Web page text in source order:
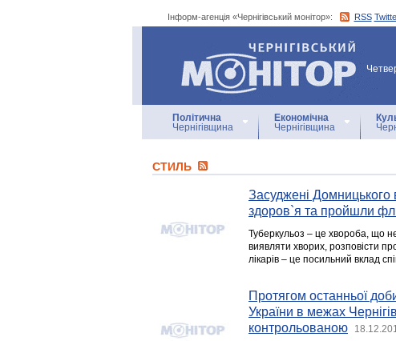
Інформ-агенція «Чернігівський монітор»: RSS
Інформ-агенція
«Чернігівський монітор»
Політична
Чернігівщина
Економічна
Чернігівщина
СТИЛЬ
Засуджені
здоров`я та пройшли
Туберкульоз – це хвороба, що
виявляти хворих, розповісти
лікарів – це посильний вклад
Протягом останньої
України в межах
контрольованою